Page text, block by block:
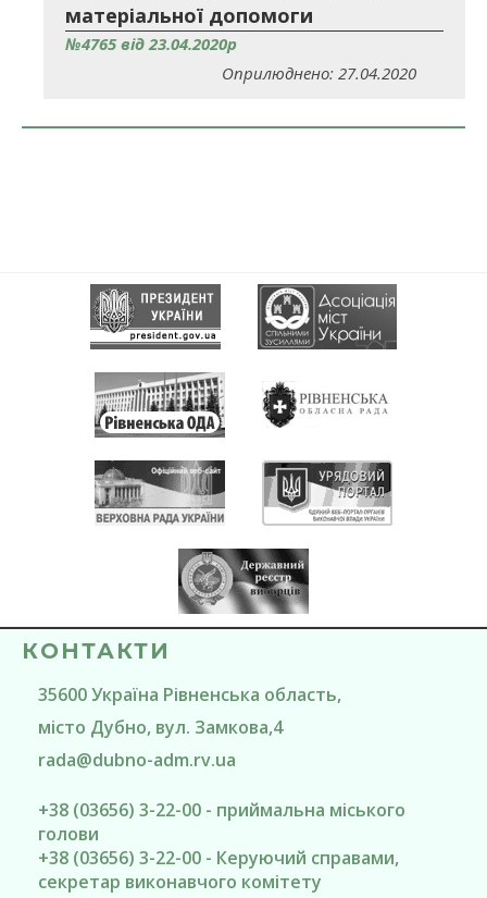
матеріальної допомоги
№4765 від 23.04.2020р
Оприлюднено: 27.04.2020
КОНТАКТИ
35600Україна Рівненська область,
місто Дубно, вул. Замкова,4
rada@dubno-adm.rv.ua
+38 (03656) 3-22-00 - приймальна міського
голови
+38 (03656) 3-22-00 - Керуючий справами,
секретар виконавчого комітету